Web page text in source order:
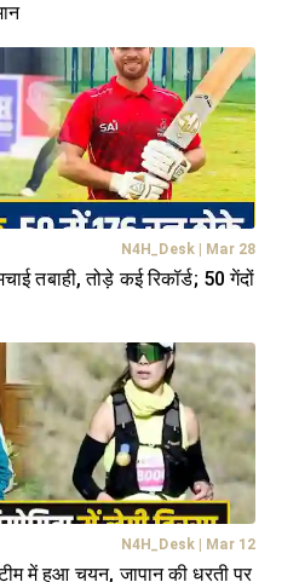
N4H_Desk| Mar 28
तबाही, तोड़े कई रिकॉर्ड; 50 गेंदों
N4H_Desk| Mar 12
में हुआ चयन, जापान की धरती पर